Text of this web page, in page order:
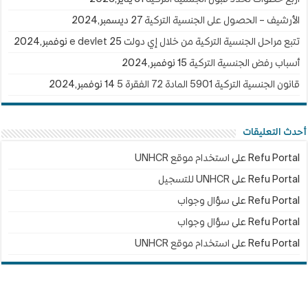
الأرشيف – الحصول على الجنسية التركية 27 ديسمبر,2024
تتبع مراحل الجنسية التركية من خلال إي دولت e devlet 25 نوفمبر,2024
أسباب رفض الجنسية التركية 15 نوفمبر,2024
قانون الجنسية التركية 5901 المادة 72 الفقرة 5 14 نوفمبر,2024
أحدث التعليقات
Refu Portal على استخدام موقع UNHCR
Refu Portal علىUNHCR للتسجيل
Refu Portal على سؤال وجواب
Refu Portal على سؤال وجواب
Refu Portal على استخدام موقع UNHCR